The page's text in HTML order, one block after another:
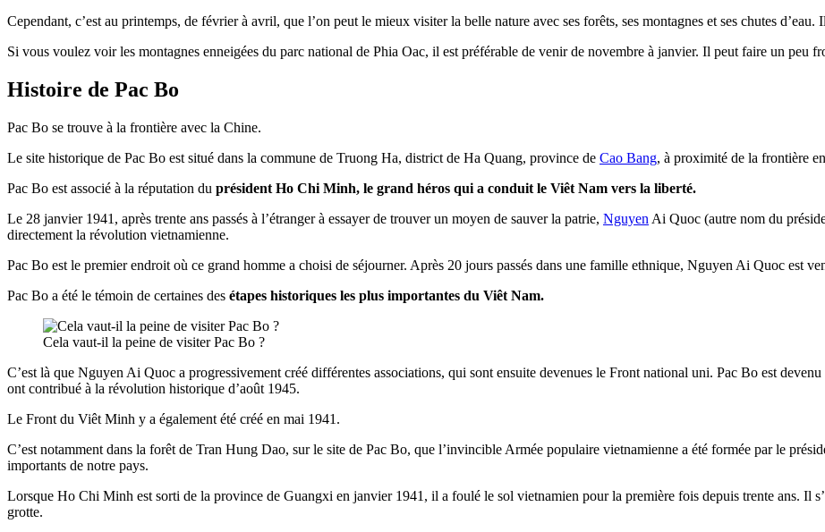
Cependant, c’est au printemps, de février à avril, que l’on peut le mieux visiter la belle nature avec ses forêts, ses montagnes et ses chutes
Si vous voulez voir les montagnes enneigées du parc national de Phia Oac, il est préférable de venir de novembre à janvier. Il peut faire un peu
Histoire de Pac Bo
Pac Bo se trouve à la frontière avec la Chine.
Le site historique de Pac Bo est situé dans la commune de Truong Ha, district de Ha Quang, province de Cao Bang, à proximité de la frontière
Pac Bo est associé à la réputation du président Ho Chi Minh, le grand héros qui a conduit le Viêt Nam vers la liberté.
Le 28 janvier 1941, après trente ans passés à l’étranger à essayer de trouver un moyen de sauver la patrie, Nguyen Ai Quoc (autre nom du
directement la révolution vietnamienne.
Pac Bo est le premier endroit où ce grand homme a choisi de séjourner. Après 20 jours passés dans une famille ethnique, Nguyen Ai Quoc est
Pac Bo a été le témoin de certaines des étapes historiques les plus importantes du Viêt Nam.
Cela vaut-il la peine de visiter Pac Bo ?
C’est là que Nguyen Ai Quoc a progressivement créé différentes associations, qui sont ensuite devenues le Front national uni. Pac Bo est
ont contribué à la révolution historique d’août 1945.
Le Front du Viêt Minh y a également été créé en mai 1941.
C’est notamment dans la forêt de Tran Hung Dao, sur le site de Pac Bo, que l’invincible Armée populaire vietnamienne a été formée par le
importants de notre pays.
Lorsque Ho Chi Minh est sorti de la province de Guangxi en janvier 1941, il a foulé le sol vietnamien pour la première fois depuis trente ans. Il
grotte.